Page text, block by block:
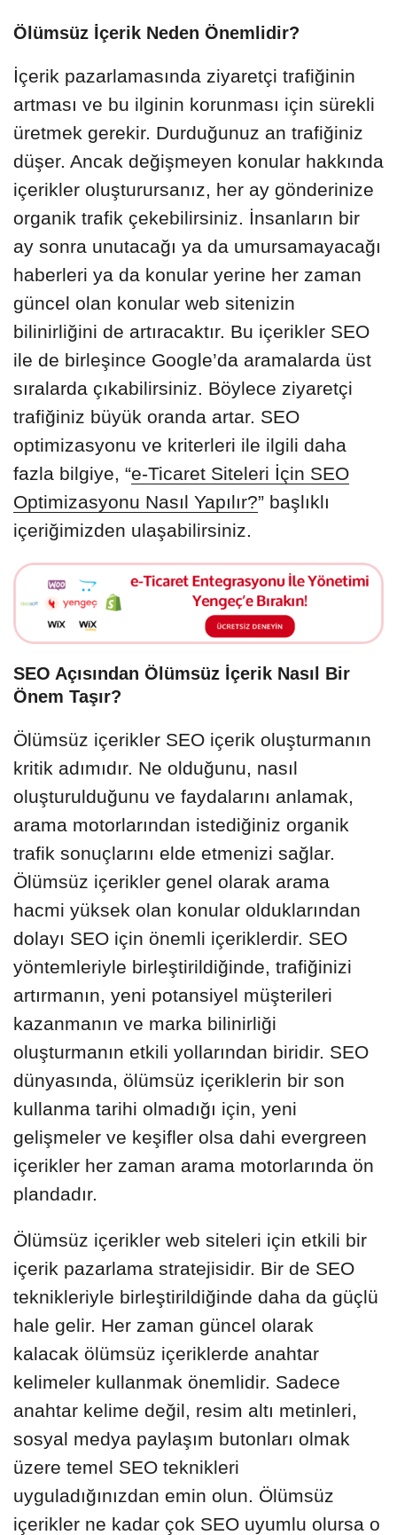
Ölümsüz İçerik Neden Önemlidir?
İçerik pazarlamasında ziyaretçi trafiğinin
artması ve bu ilginin korunması için sürekli
üretmek gerekir. Durduğunuz an trafiğiniz
düşer. Ancak değişmeyen konular hakkında
içerikler oluşturursanız, her ay gönderinize
organik trafik çekebilirsiniz. İnsanların bir
ay sonra unutacağı ya da umursamayacağı
haberleri ya da konular yerine her zaman
güncel olan konular web sitenizin
bilinirliğini de artıracaktır. Bu içerikler SEO
ile de birleşince Google’da aramalarda üst
sıralarda çıkabilirsiniz. Böylece ziyaretçi
trafiğiniz büyük oranda artar. SEO
optimizasyonu ve kriterleri ile ilgili daha
fazla bilgiye, “e-Ticaret Siteleri İçin SEO
Optimizasyonu Nasıl Yapılır?” başlıklı
içeriğimizden ulaşabilirsiniz.
SEO Açısından Ölümsüz İçerik Nasıl Bir
Önem Taşır?
Ölümsüz içerikler SEO içerik oluşturmanın
kritik adımıdır. Ne olduğunu, nasıl
oluşturulduğunu ve faydalarını anlamak,
arama motorlarından istediğiniz organik
trafik sonuçlarını elde etmenizi sağlar.
Ölümsüz içerikler genel olarak arama
hacmi yüksek olan konular olduklarından
dolayı SEO için önemli içeriklerdir. SEO
yöntemleriyle birleştirildiğinde, trafiğinizi
artırmanın, yeni potansiyel müşterileri
kazanmanın ve marka bilinirliği
oluşturmanın etkili yollarından biridir. SEO
dünyasında, ölümsüz içeriklerin bir son
kullanma tarihi olmadığı için, yeni
gelişmeler ve keşifler olsa dahi evergreen
içerikler her zaman arama motorlarında ön
plandadır.
Ölümsüz içerikler web siteleri için etkili bir
içerik pazarlama stratejisidir. Bir de SEO
teknikleriyle birleştirildiğinde daha da güçlü
hale gelir. Her zaman güncel olarak
kalacak ölümsüz içeriklerde anahtar
kelimeler kullanmak önemlidir. Sadece
anahtar kelime değil, resim altı metinleri,
sosyal medya paylaşım butonları olmak
üzere temel SEO teknikleri
uyguladığınızdan emin olun. Ölümsüz
içerikler ne kadar çok SEO uyumlu olursa o